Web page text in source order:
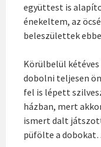
együttest is
énekeltem, az
beleszülettek
Körülbelül
dobolni teljesen
fel is lépett
házban, mert
ismert dalt
püfölte a